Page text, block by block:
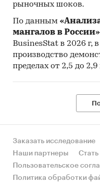
рыночных шоков.
По данным
мангалов в России»
BusinesStat в 2026 г,
производство
пределах от 2,5 до
Заказать исследование
Наши партнеры
Пользовательское
Политика обработки